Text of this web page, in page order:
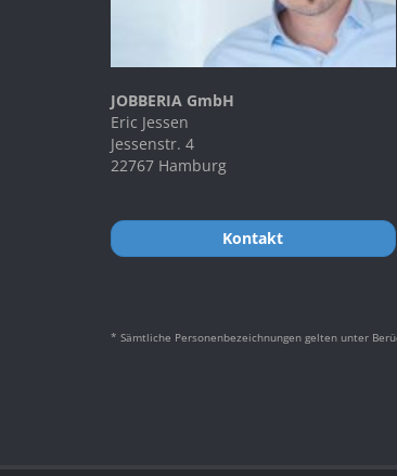
JOBBERIA GmbH
Eric Jessen
Jessenstr. 4
22767 Hamburg
Kontakt
* Sämtliche Personenbezeichnungen gelten unter